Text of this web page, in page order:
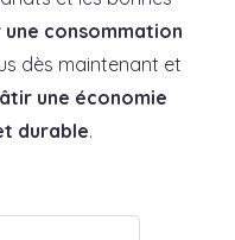
consommation
dès maintenant et
une économie
durable.